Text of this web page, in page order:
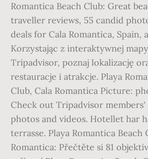
Romantica Beach Club: Great
traveller reviews, 55 candid
deals for Cala Romantica, Spain,
Korzystając z interaktywnej
Tripadvisor, poznaj lokalizację
restauracje i atrakcje. Playa
Club, Cala Romantica Picture:
Check out Tripadvisor members'
photos and videos. Hotellet har
terrasse. Playa Romantica Beach
Romantica: Přečtěte si 81